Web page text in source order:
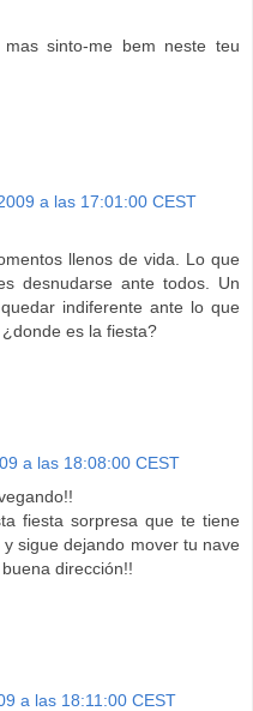
sinto-me bem neste teu
a las 17:01:00 CEST
llenos de vida. Lo que
desnudarse ante todos. Un
indiferente ante lo que
es la fiesta?
a las 18:08:00 CEST
fiesta sorpresa que te tiene
sigue dejando mover tu nave
dirección!!
a las 18:11:00 CEST